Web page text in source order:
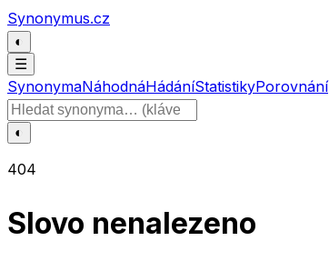
Přeskočit na obsah
Synonymus.cz
◐
☰
SynonymaNáhodnáHádáníStatistikyPorovnání
Hledat slovo
◐
404
Slovo nenalezeno